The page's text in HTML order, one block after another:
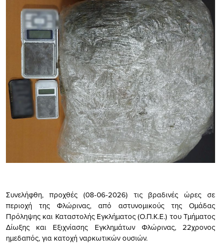
Συνελήφθη, προχθές (08-06-2026) τις βραδινές ώρες σε
περιοχή της Φλώρινας, από αστυνομικούς της Ομάδας
Πρόληψης και Καταστολής Εγκλήματος (Ο.Π.Κ.Ε.) του Τμήματος
Δίωξης και Εξιχνίασης Εγκλημάτων Φλώρινας, 22χρονος
ημεδαπός, για κατοχή ναρκωτικών ουσιών.